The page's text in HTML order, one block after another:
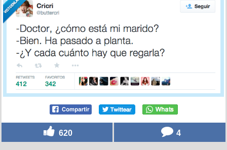
620 4